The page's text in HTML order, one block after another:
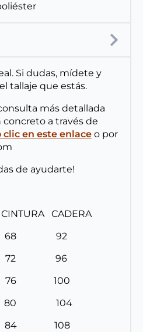
Si dudas, mídete y
tallaje que estás.
más detallada
a través de
en este enlace o por
de ayudarte!
CADERA
68 92
72 96
76 100
80 104
84 108